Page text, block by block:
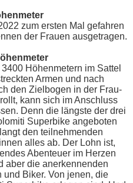
zum ersten Mal gefahren
der Frauen ausgetragen.
Höhenmetern im Sattel
Armen und nach
den Zielbogen in der Frau-
kann sich im Anschluss
Denn die längste der drei
Superbike angeboten
den teilnehmenden
alles ab. Der Lohn ist,
Abenteuer im Herzen
aber die anerkennenden
Biker. Von jenen, die